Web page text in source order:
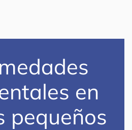
en
pequeños